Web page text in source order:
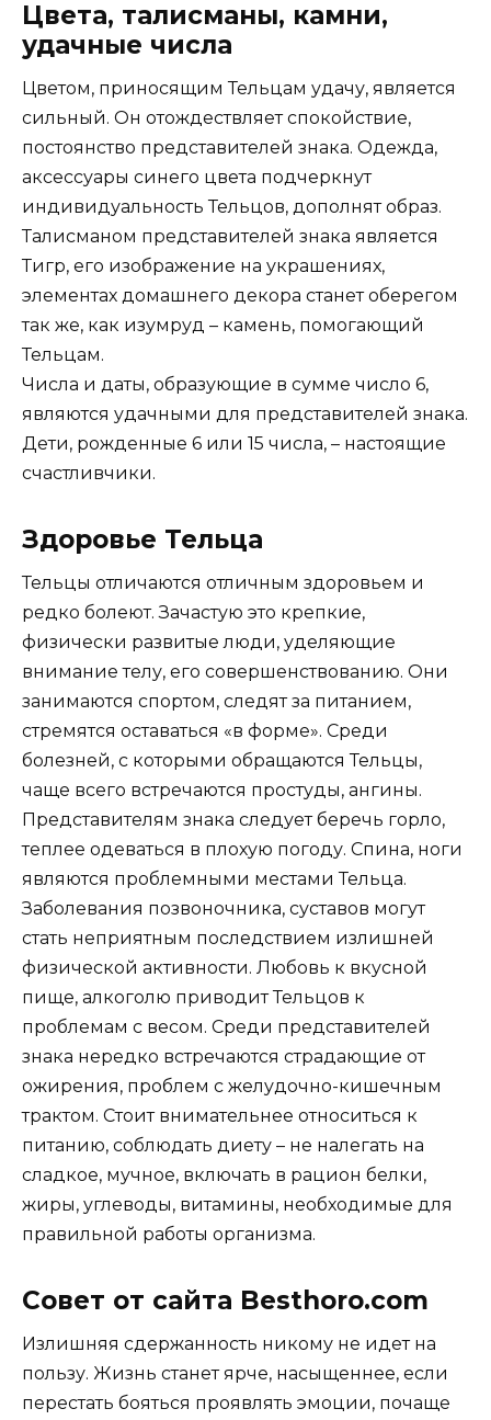
Цвета, талисманы, камни,
удачные числа
Цветом, приносящим Тельцам удачу, является
сильный. Он отождествляет спокойствие,
постоянство представителей знака. Одежда,
аксессуары синего цвета подчеркнут
индивидуальность Тельцов, дополнят образ.
Талисманом представителей знака является
Тигр, его изображение на украшениях,
элементах домашнего декора станет оберегом
так же, как изумруд – камень, помогающий
Тельцам.
Числа и даты, образующие в сумме число 6,
являются удачными для представителей знака.
Дети, рожденные 6 или 15 числа, – настоящие
счастливчики.
Здоровье Тельца
Тельцы отличаются отличным здоровьем и
редко болеют. Зачастую это крепкие,
физически развитые люди, уделяющие
внимание телу, его совершенствованию. Они
занимаются спортом, следят за питанием,
стремятся оставаться «в форме». Среди
болезней, с которыми обращаются Тельцы,
чаще всего встречаются простуды, ангины.
Представителям знака следует беречь горло,
теплее одеваться в плохую погоду. Спина, ноги
являются проблемными местами Тельца.
Заболевания позвоночника, суставов могут
стать неприятным последствием излишней
физической активности. Любовь к вкусной
пище, алкоголю приводит Тельцов к
проблемам с весом. Среди представителей
знака нередко встречаются страдающие от
ожирения, проблем с желудочно-кишечным
трактом. Стоит внимательнее относиться к
питанию, соблюдать диету – не налегать на
сладкое, мучное, включать в рацион белки,
жиры, углеводы, витамины, необходимые для
правильной работы организма.
Совет от сайта Besthoro.com
Излишняя сдержанность никому не идет на
пользу. Жизнь станет ярче, насыщеннее, если
перестать бояться проявлять эмоции, почаще